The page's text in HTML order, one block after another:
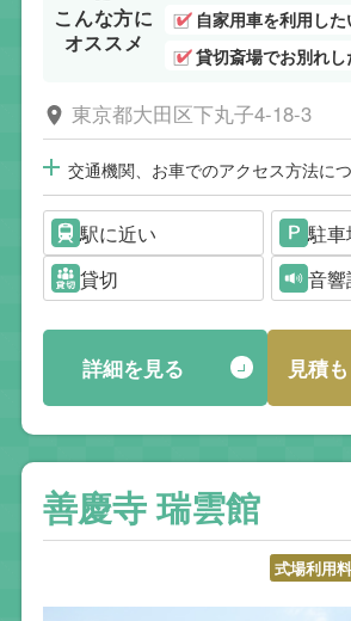
こんな方に
オススメ
自家用車を利用し
貸切斎場でお別れ
東京都大田区下丸子4-18-3
交通機関、お車でのアクセス方法に
駅に近い
駐車
貸切
音響
詳細を見る 見積
善慶寺 瑞雲館
式場利用料